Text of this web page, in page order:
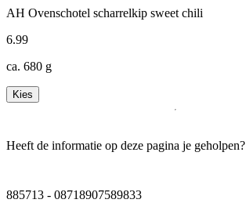
AH Ovenschotel scharrelkip sweet chili
6.99
ca. 680 g
Kies
Heeft de informatie op deze pagina je geholpen?
885713 - 08718907589833